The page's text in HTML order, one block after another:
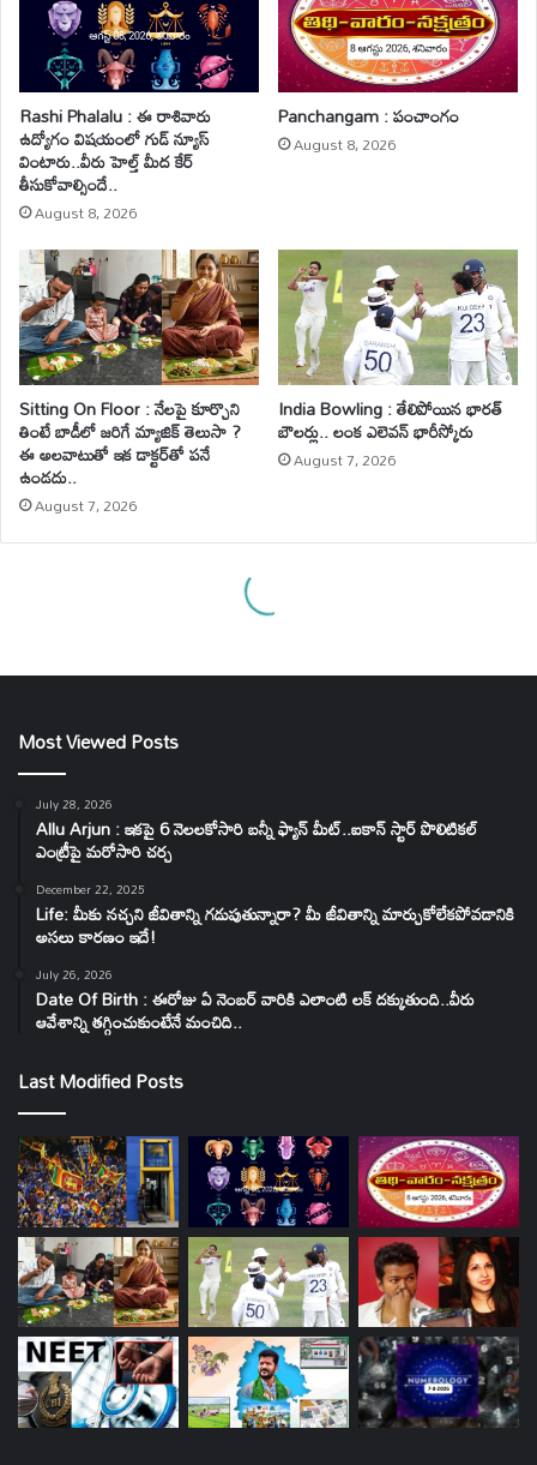
Most Viewed Posts
July 28, 2026
Allu Arjun : ఇకపై 6 నెలలకోసారి బన్నీ ఫ్యాన్ మీట్..ఐకాన్ స్టార్ పొలిటికల్
ఎంట్రీపై మరోసారి చర్చ
December 22, 2025
Life: మీకు నచ్చని జీవితాన్ని గడుపుతున్నారా? మీ జీవితాన్ని మార్చుకోలేకపోవడానికి
అసలు కారణం ఇదే!
July 26, 2026
Date Of Birth : ఈరోజు ఏ నెంబర్ వారికి ఎలాంటి లక్ దక్కుతుంది..వీరు
ఆవేశాన్ని తగ్గించుకుంటేనే మంచిది..
Last Modified Posts